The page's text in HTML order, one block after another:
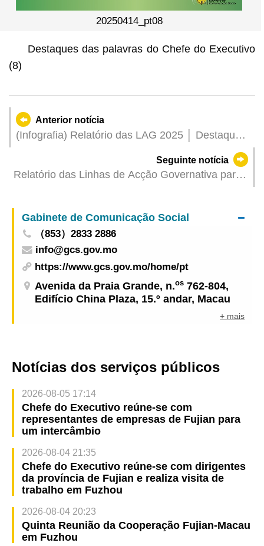
20250414_pt08
Destaques das palavras do Chefe do Executivo
(8)
Anterior notícia
(Infografia) Relatório das LAG 2025 │ Destaques
Seguinte notícia
Relatório das Linhas de Acção Governativa para
principais objectivos esperados e prioridades da
acção governativa para o ano de 2025 (1)
Gabinete de Comunicação Social
（853）2833 2886
info@gcs.gov.mo
https://www.gcs.gov.mo/home/pt
Avenida da Praia Grande, n.os 762-804,
Edifício China Plaza, 15.º andar, Macau
+ mais
Notícias dos serviços públicos
2026-08-05 17:14
Chefe do Executivo reúne-se com
representantes de empresas de Fujian para
um intercâmbio
2026-08-04 21:35
Chefe do Executivo reúne-se com dirigentes
da província de Fujian e realiza visita de
trabalho em Fuzhou
2026-08-04 20:23
Quinta Reunião da Cooperação Fujian-Macau
em Fuzhou